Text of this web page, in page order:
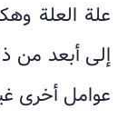
علة العلة
إلى أبعد من
عوامل أخرى